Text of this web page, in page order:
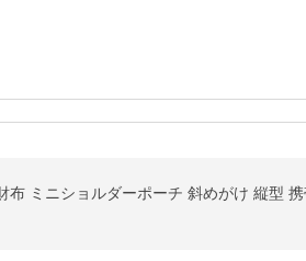
ミニショルダーポーチ 斜めがけ 縦型